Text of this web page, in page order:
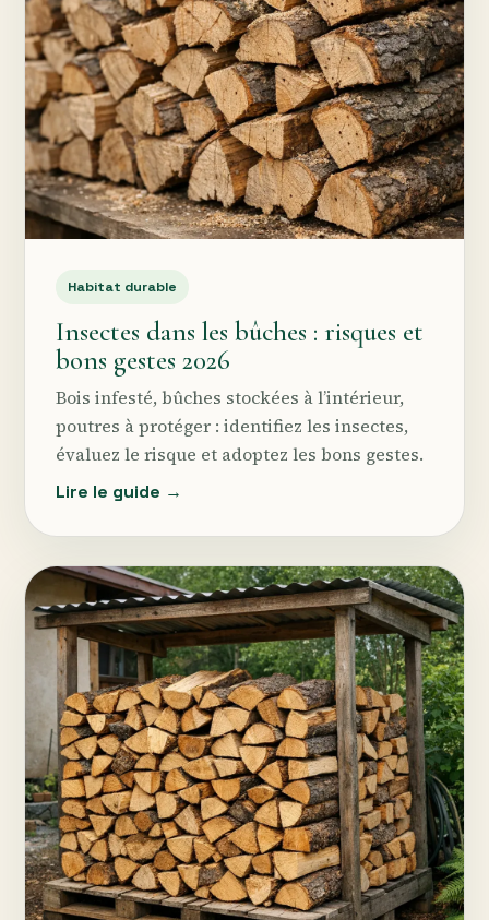
Habitat durable
Insectes dans les bûches : risques et
bons gestes 2026
Bois infesté, bûches stockées à l’intérieur,
poutres à protéger : identifiez les insectes,
évaluez le risque et adoptez les bons gestes.
Lire le guide →